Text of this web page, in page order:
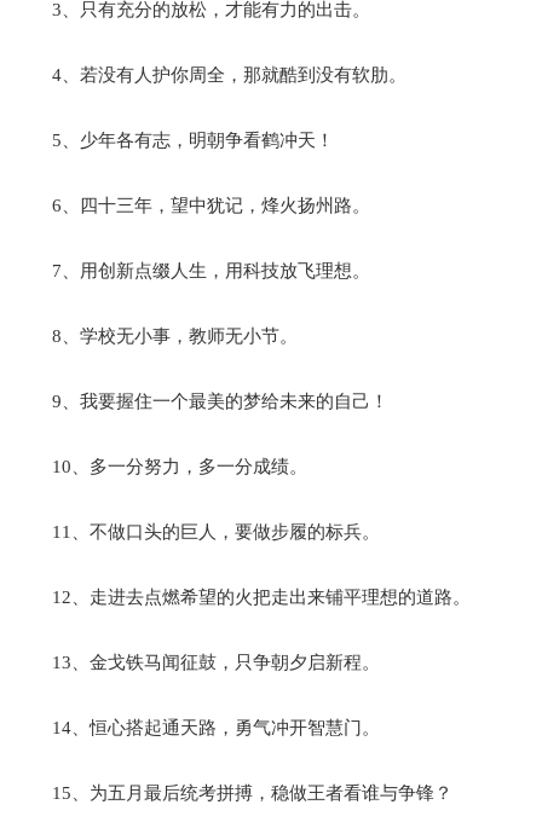
3、只有充分的放松，才能有力的出击。
4、若没有人护你周全，那就酷到没有软肋。
5、少年各有志，明朝争看鹤冲天！
6、四十三年，望中犹记，烽火扬州路。
7、用创新点缀人生，用科技放飞理想。
8、学校无小事，教师无小节。
9、我要握住一个最美的梦给未来的自己！
10、多一分努力，多一分成绩。
11、不做口头的巨人，要做步履的标兵。
12、走进去点燃希望的火把走出来铺平理想的道路。
13、金戈铁马闻征鼓，只争朝夕启新程。
14、恒心搭起通天路，勇气冲开智慧门。
15、为五月最后统考拼搏，稳做王者看谁与争锋？